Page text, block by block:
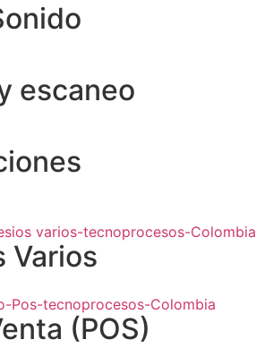
escaneo
Varios
(POS)